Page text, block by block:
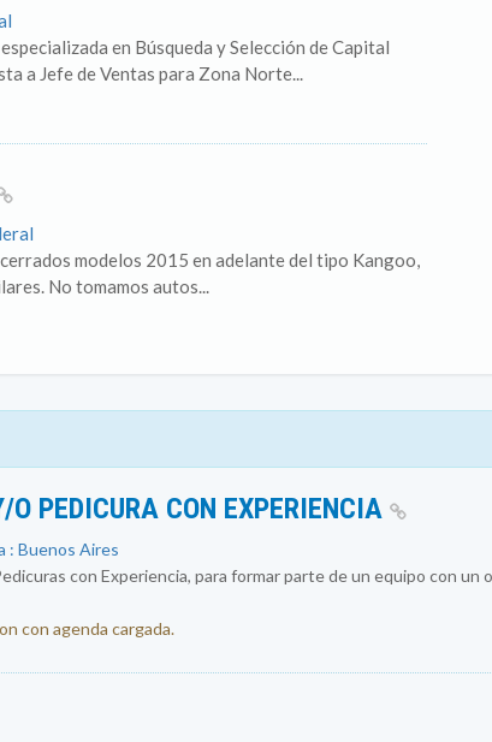
en Búsqueda y Selección de Capital
a Jefe de Ventas para Zona Norte...
modelos 2015 en adelante del tipo Kangoo,
No tomamos autos...
PEDICURA CON EXPERIENCIA
: Buenos Aires
con Experiencia, para formar parte de un equipo con
con agenda cargada.